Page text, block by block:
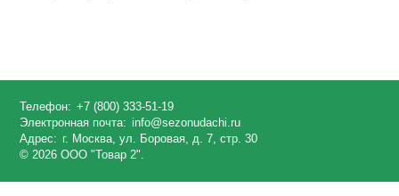
Телефон: +7 (800) 333-51-19
Электронная почта: info@sezonudachi.ru
Адрес: г. Москва, ул. Боровая, д. 7, стр. 30
© 2026 ООО "Товар 2".